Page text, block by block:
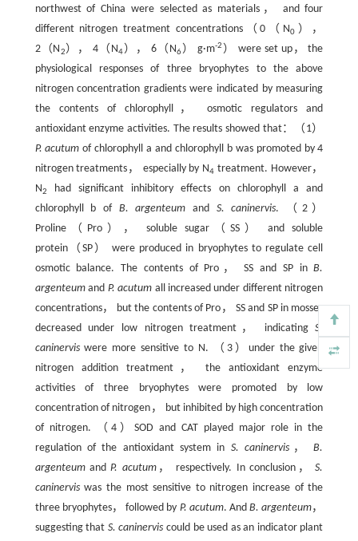
northwest of China were selected as materials， and four
different nitrogen treatment concentrations（0（N0），
2（N2）， 4（N4）， 6（N6） g·m-2 ） were set up， the
physiological responses of three bryophytes to the above
nitrogen concentration gradients were indicated by measuring
the contents of chlorophyll， osmotic regulators and
antioxidant enzyme activities. The results showed that：（1）
P. acutum of chlorophyll a and chlorophyll b was promoted by 4
nitrogen treatments， especially by N4 treatment. However，
N2
had significant inhibitory effects on chlorophyll a and
chlorophyll b of B. argenteum and S. caninervis. （2）
Proline（Pro）， soluble sugar（SS） and soluble
protein（SP） were produced in bryophytes to regulate cell
osmotic balance. The contents of Pro， SS and SP inB.
argenteumand P. acutum all increased under different nitrogen
concentrations， but the contents of Pro， SS and SP in mosses
decreased under low nitrogen treatment， indicatingS.
caninerviswere more sensitive to N. （3）under the given
nitrogen addition treatment， the antioxidant enzyme
activities of three bryophytes were promoted by low
concentration of nitrogen， but inhibited by high concentration
of nitrogen. （4）SOD and CAT played major role in the
regulation of the antioxidant system in S. caninervis ，B.
argenteumandP. acutum， respectively. In conclusion，S.
caninerviswas the most sensitive to nitrogen increase of the
three bryophytes， followed by P. acutum. AndB. argenteum，
suggesting that S. caninervis could be used as an indicator plant